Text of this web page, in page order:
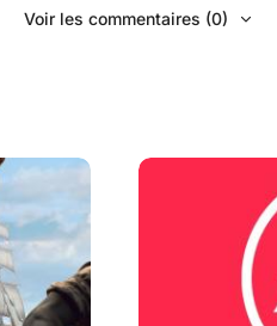
Voir les commentaires (0)